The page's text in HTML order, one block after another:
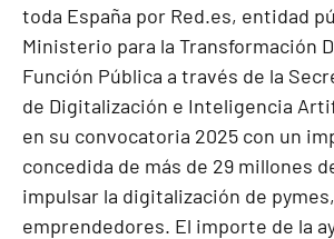
toda España por Red.es, entidad
Ministerio para la Transformación
Función Pública a través de la
de Digitalización e Inteligencia
en su convocatoria 2025 con un
concedida de más de 29 millones
impulsar la digitalización de
emprendedores. El importe de la